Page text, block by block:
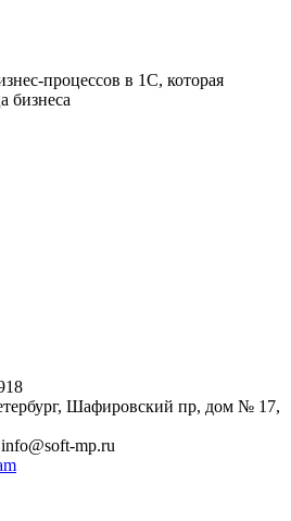
процессов в 1С, которая
бизнеса
Шафировский пр, дом № 17,
mp.ru